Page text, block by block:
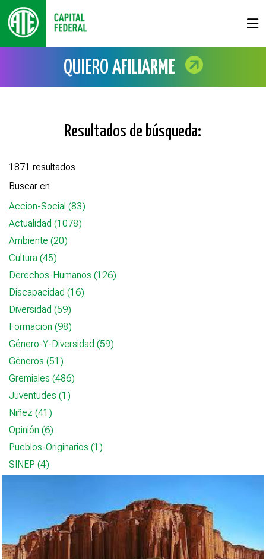
QUIERO AFILIARME
Resultados de búsqueda:
1871 resultados
Buscar en
Accion-Social (83)
Actualidad (1078)
Ambiente (20)
Cultura (45)
Derechos-Humanos (126)
Discapacidad (16)
Diversidad (59)
Formacion (98)
Género-Y-Diversidad (59)
Géneros (51)
Gremiales (486)
Juventudes (1)
Niñez (41)
Opinión (6)
Pueblos-Originarios (1)
SINEP (4)